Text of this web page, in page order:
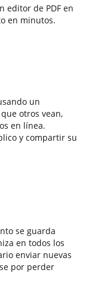
editor de PDF en
en minutos.
un
otros vean,
en línea.
y compartir su
se guarda
en todos los
enviar nuevas
por perder